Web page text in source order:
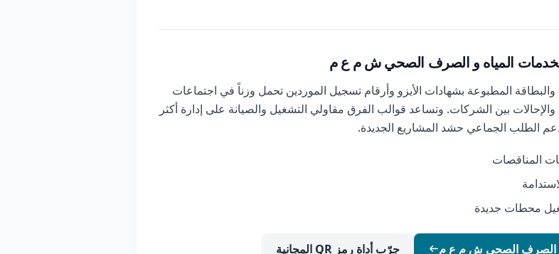
لخدمات المياه و الصرف الصحي ش م ع م
المطبوعة بشهادات الأيزو وأرقام تسجيل الموردين تحمل وزناً في اجتماعات
بين الشركات. وتساعد قوالب الفرق مقاولي التشغيل والصيانة على إدارة أكثر
المناقصات
محطات جديدة
و الصرف الصحي ش م ع م جرّب أداة رمز QR المجانية